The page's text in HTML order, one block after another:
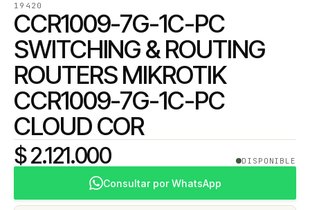
19420
CCR1009-7G-1C-PC
SWITCHING & ROUTING
ROUTERS MIKROTIK
CCR1009-7G-1C-PC
CLOUD COR
$ 2.121.000 DISPONIBLE
Consultar por WhatsApp